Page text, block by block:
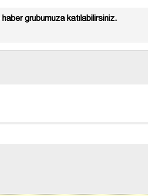
grubumuza katılabilirsiniz.